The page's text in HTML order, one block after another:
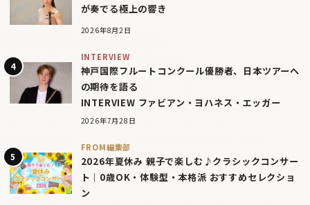
が奏でる極上の響き
2026年8月2日
INTERVIEW
神戸国際フルートコンクール優勝者、日本ツアーへ
の期待を語る
INTERVIEW ファビアン・ヨハネス・エッガー
2026年7月28日
FROM編集部
2026年夏休み 親子で楽しむ♪クラシックコンサー
ト｜0歳OK・体験型・本格派 おすすめセレクショ
ン